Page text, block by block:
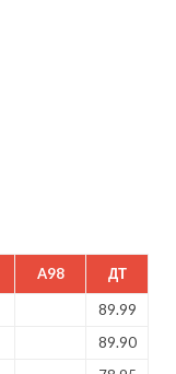
A98 ДТ
89.99
89.90